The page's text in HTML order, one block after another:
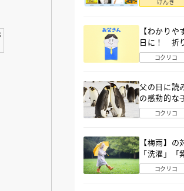
【わかり
日に！ 折
ん」の簡単
コクリコ
父の日に読
の感動的な
鑑MOVE
コクリコ
【梅雨】
「洗濯」
ン」「ゲリ
報士が完全
コクリコ